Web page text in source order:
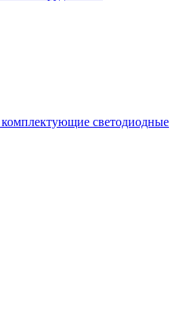
светодиодные